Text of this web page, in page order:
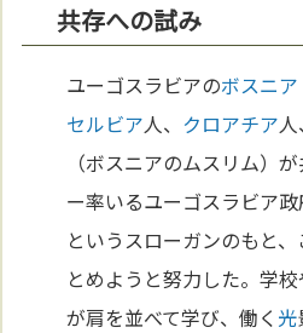
共存への試み
ユーゴスラビアのボスニ
セルビア人、 クロアチア
（ボスニアのムスリム）
ー率いるユーゴスラビア
というスローガンのもと
とめようと努力した。学
が肩を並べて学び、働く 光